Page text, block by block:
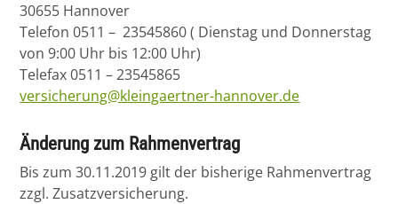
30655 Hannover
Telefon 0511 – 23545860 ( Dienstag und Donnerstag
von 9:00 Uhr bis 12:00 Uhr)
Telefax 0511 – 23545865
versicherung@kleingaertner-hannover.de
Änderung zum Rahmenvertrag
Bis zum 30.11.2019 gilt der bisherige Rahmenvertrag
zzgl. Zusatzversicherung.